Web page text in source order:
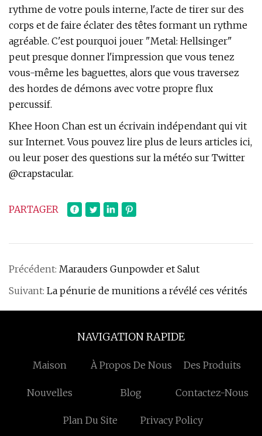
rythme de votre pouls interne, l'acte de tirer sur des
corps et de faire éclater des têtes formant un rythme
agréable. C'est pourquoi jouer "Metal: Hellsinger"
peut presque donner l'impression que vous tenez
vous-même les baguettes, alors que vous traversez
des hordes de démons avec votre propre flux
percussif.
Khee Hoon Chan est un écrivain indépendant qui vit
sur Internet. Vous pouvez lire plus de leurs articles ici,
ou leur poser des questions sur la météo sur Twitter
@crapstacular.
PARTAGER
Précédent: Marauders Gunpowder et Salut
Suivant: La pénurie de munitions a révélé ces vérités
NAVIGATION RAPIDE
Maison À Propos De Nous Des Produits
Nouvelles Blog Contactez-Nous
Plan Du Site Privacy Policy